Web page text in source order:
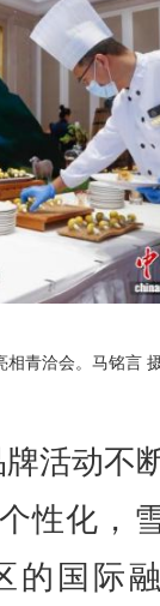
青洽会。马铭言
活动不
性化，
的国际